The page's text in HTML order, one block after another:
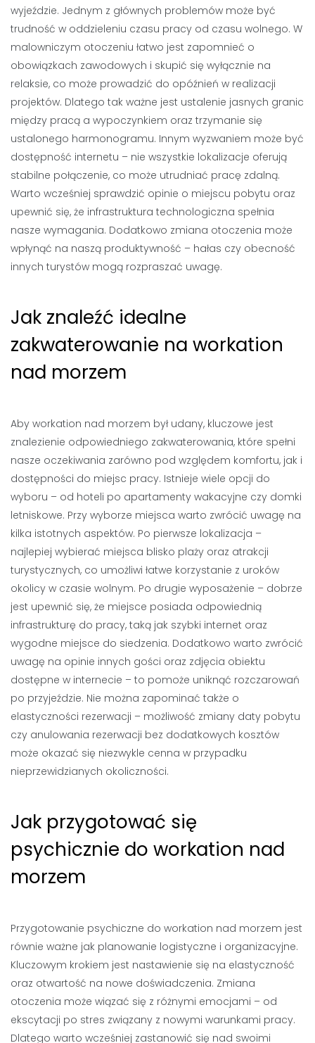
wyjeździe. Jednym z głównych problemów może być
trudność w oddzieleniu czasu pracy od czasu wolnego. W
malowniczym otoczeniu łatwo jest zapomnieć o
obowiązkach zawodowych i skupić się wyłącznie na
relaksie, co może prowadzić do opóźnień w realizacji
projektów. Dlatego tak ważne jest ustalenie jasnych granic
między pracą a wypoczynkiem oraz trzymanie się
ustalonego harmonogramu. Innym wyzwaniem może być
dostępność internetu – nie wszystkie lokalizacje oferują
stabilne połączenie, co może utrudniać pracę zdalną.
Warto wcześniej sprawdzić opinie o miejscu pobytu oraz
upewnić się, że infrastruktura technologiczna spełnia
nasze wymagania. Dodatkowo zmiana otoczenia może
wpłynąć na naszą produktywność – hałas czy obecność
innych turystów mogą rozpraszać uwagę.
Jak znaleźć idealne
zakwaterowanie na workation
nad morzem
Aby workation nad morzem był udany, kluczowe jest
znalezienie odpowiedniego zakwaterowania, które spełni
nasze oczekiwania zarówno pod względem komfortu, jak i
dostępności do miejsc pracy. Istnieje wiele opcji do
wyboru – od hoteli po apartamenty wakacyjne czy domki
letniskowe. Przy wyborze miejsca warto zwrócić uwagę na
kilka istotnych aspektów. Po pierwsze lokalizacja –
najlepiej wybierać miejsca blisko plaży oraz atrakcji
turystycznych, co umożliwi łatwe korzystanie z uroków
okolicy w czasie wolnym. Po drugie wyposażenie – dobrze
jest upewnić się, że miejsce posiada odpowiednią
infrastrukturę do pracy, taką jak szybki internet oraz
wygodne miejsce do siedzenia. Dodatkowo warto zwrócić
uwagę na opinie innych gości oraz zdjęcia obiektu
dostępne w internecie – to pomoże uniknąć rozczarowań
po przyjeździe. Nie można zapominać także o
elastyczności rezerwacji – możliwość zmiany daty pobytu
czy anulowania rezerwacji bez dodatkowych kosztów
może okazać się niezwykle cenna w przypadku
nieprzewidzianych okoliczności.
Jak przygotować się
psychicznie do workation nad
morzem
Przygotowanie psychiczne do workation nad morzem jest
równie ważne jak planowanie logistyczne i organizacyjne.
Kluczowym krokiem jest nastawienie się na elastyczność
oraz otwartość na nowe doświadczenia. Zmiana
otoczenia może wiązać się z różnymi emocjami – od
ekscytacji po stres związany z nowymi warunkami pracy.
Dlatego warto wcześniej zastanowić się nad swoimi